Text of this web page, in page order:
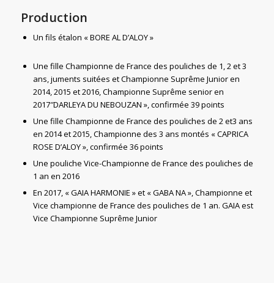
Production
Un fils étalon « BORE AL D’ALOY »
Une fille Championne de France des pouliches de 1, 2 et 3
ans, juments suitées et Championne Suprême Junior en
2014, 2015 et 2016, Championne Suprême senior en
2017″DARLEYA DU NEBOUZAN », confirmée 39 points
Une fille Championne de France des pouliches de 2 et3 ans
en 2014 et 2015, Championne des 3 ans montés « CAPRICA
ROSE D’ALOY », confirmée 36 points
Une pouliche Vice-Championne de France des pouliches de
1 an en 2016
En 2017, « GAIA HARMONIE » et « GABA NA », Championne et
Vice championne de France des pouliches de 1 an. GAIA est
Vice Championne Suprême Junior